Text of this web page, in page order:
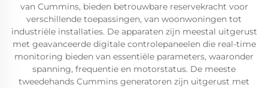
van Cummins, bieden betrouwbare reservekracht voor
verschillende toepassingen, van woonwoningen tot
industriële installaties. De apparaten zijn meestal uitgerust
met geavanceerde digitale controlepaneelen die real-time
monitoring bieden van essentiële parameters, waaronder
spanning, frequentie en motorstatus. De meeste
tweedehands Cummins generatoren zijn uitgerust met